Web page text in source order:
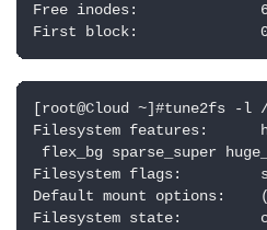
Free inodes:
First block:
[root@Cloud ~]#tune2fs -l
Filesystem features:
flex_bg sparse_super
Filesystem flags:
Default mount options:
Filesystem state: